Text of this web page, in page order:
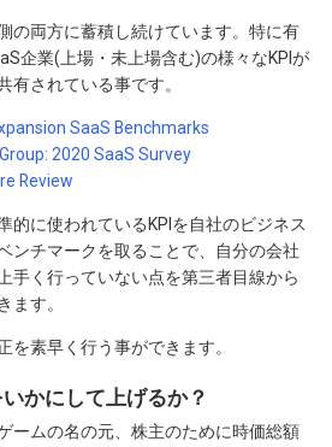
の両方に蓄積し続けています。特に有
企業(上場・未上場含む)の様々なKPIが
有されている事です。
SaaS Benchmarks
2020 SaaS Survey
Review
的に使われているKPIを自社のビジネス
ンチマークを取ることで、自分の会社
手く行っていない点を第三者目線から
ます。
を素早く行う事ができます。
かにして上げるか？
ームの名の元、株主のために時価総額